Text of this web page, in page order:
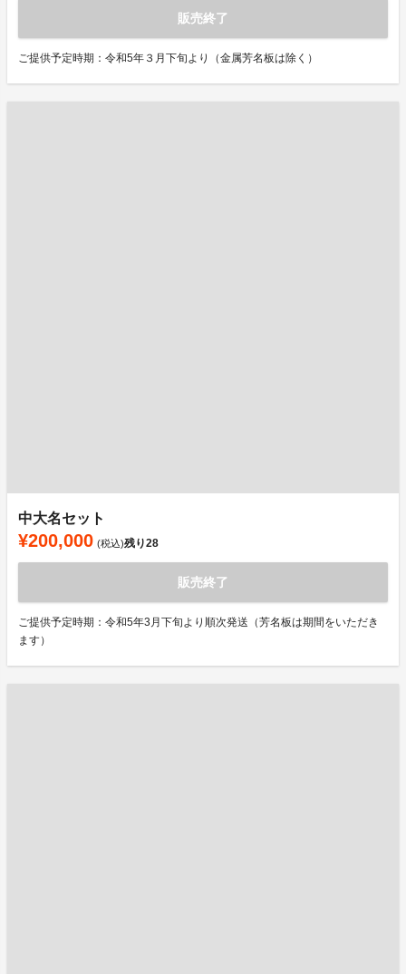
販売終了
ご提供予定時期：令和5年３月下旬より（金属芳名板は除く）
中大名セット
¥200,000 (税込)残り28
販売終了
ご提供予定時期：令和5年3月下旬より順次発送（芳名板は期間をいただき
ます）